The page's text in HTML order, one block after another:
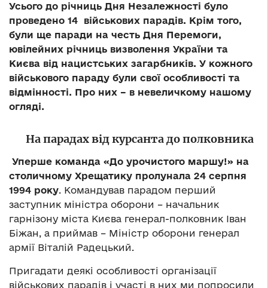
Усього до річниць Дня Незалежності було
проведено 14 військових парадів. Крім того,
були ще паради на честь Дня Перемоги,
ювілейних річниць визволення України та
Києва від нацистських загарбників. У кожного
військового параду були свої особливості та
відмінності. Про них – в невеличкому нашому
огляді.
На парадах від курсанта до полковника
Уперше команда «До урочистого маршу!» на
столичному Хрещатику пролунала 24 серпня
1994 року. Командував парадом перший
заступник міністра оборони – начальник
гарнізону міста Києва генерал-полковник Іван
Біжан, а приймав – Міністр оборони генерал
армії Віталій Радецький.
Пригадати деякі особливості організації
військових парадів і участі в них ми попросили